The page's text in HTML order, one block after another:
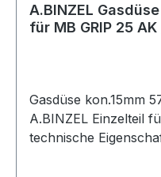
A.BINZEL Gasdüse konisch 15 mm 57 mm
für MB GRIP 25
Gasdüse kon.15mm
A.BINZEL Einzelteil
technische